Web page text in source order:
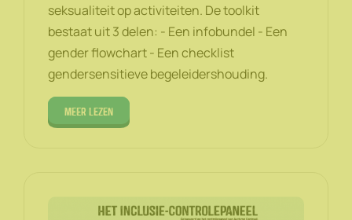
seksualiteit op activiteiten. De toolkit
bestaat uit 3 delen: - Een infobundel - Een
gender flowchart - Een checklist
gendersensitieve begeleidershouding.
Meer lezen